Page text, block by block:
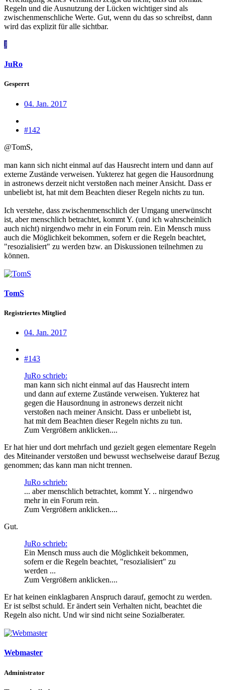
Regeln und die Ausnutzung der Lücken wichtiger sind als
zwischenmenschliche Werte. Gut, wenn du das so schreibst, dann
wird das explizit für alle sichtbar.
J
JuRo
Gesperrt
04. Jan. 2017
#142
@TomS,
man kann sich nicht einmal auf das Hausrecht intern und dann auf
externe Zustände verweisen. Yukterez hat gegen die Hausordnung
in astronews derzeit nicht verstoßen nach meiner Ansicht. Dass er
unbeliebt ist, hat mit dem Beachten dieser Regeln nichts zu tun.
Ich verstehe, dass zwischenmenschlich der Umgang unerwünscht
ist, aber menschlich betrachtet, kommt Y. (und ich wahrscheinlich
auch nicht) nirgendwo mehr in ein Forum rein. Ein Mensch muss
auch die Möglichkeit bekommen, sofern er die Regeln beachtet,
"resozialisiert" zu werden bzw. an Diskussionen teilnehmen zu
können.
TomS
Registriertes Mitglied
04. Jan. 2017
#143
JuRo schrieb:
man kann sich nicht einmal auf das Hausrecht intern
und dann auf externe Zustände verweisen. Yukterez hat
gegen die Hausordnung in astronews derzeit nicht
verstoßen nach meiner Ansicht. Dass er unbeliebt ist,
hat mit dem Beachten dieser Regeln nichts zu tun.
Zum Vergrößern anklicken....
Er hat hier und dort mehrfach und gezielt gegen elementare Regeln
des Miteinander verstoßen und bewusst wechselweise darauf Bezug
genommen; das kann man nicht trennen.
JuRo schrieb:
... aber menschlich betrachtet, kommt Y. .. nirgendwo
mehr in ein Forum rein.
Zum Vergrößern anklicken....
Gut.
JuRo schrieb:
Ein Mensch muss auch die Möglichkeit bekommen,
sofern er die Regeln beachtet, "resozialisiert" zu
werden ...
Zum Vergrößern anklicken....
Er hat keinen einklagbaren Anspruch darauf, gemocht zu werden.
Er ist selbst schuld. Er ändert sein Verhalten nicht, beachtet die
Regeln also nicht. Und wir sind nicht seine Sozialberater.
Webmaster
Administrator